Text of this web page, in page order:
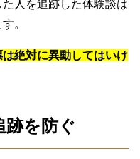
人を追跡した体験談は
。
絶対に異動してはいけ
跡を防ぐ